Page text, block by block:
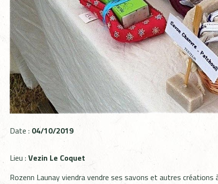
Date : 04/10/2019
Lieu : Vezin Le Coquet
Rozenn Launay viendra vendre ses savons et autres créations